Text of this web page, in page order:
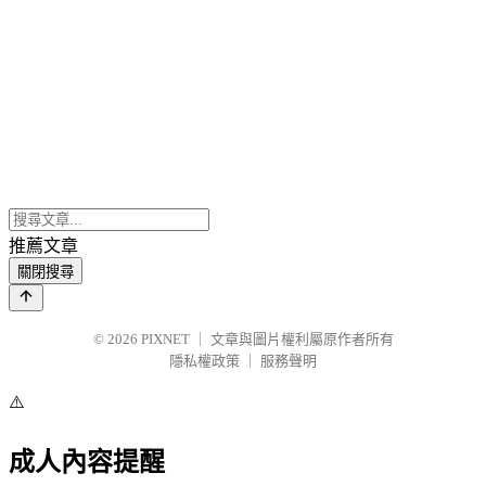
推薦文章
關閉搜尋
© 2026 PIXNET
文章與圖片權利屬原作者所有
隱私權政策
服務聲明
⚠️
成人內容提醒